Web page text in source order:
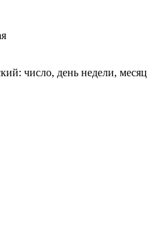
число, день недели, месяц